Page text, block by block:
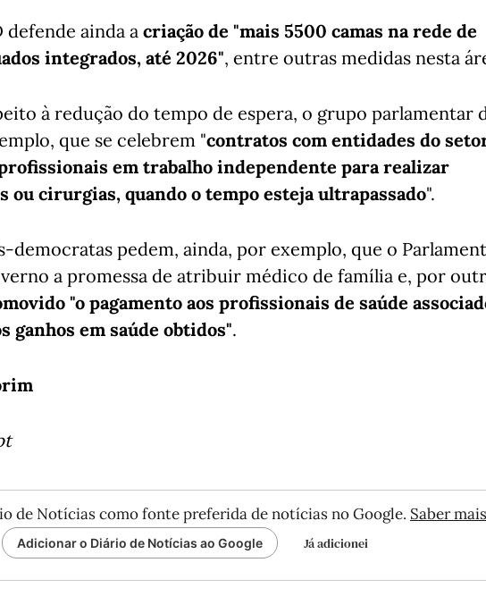
defende ainda a criação de "mais 5500 camas na rede de
integrados, até 2026", entre outras medidas nesta
à redução do tempo de espera, o grupo parlamentar
que se celebrem "contratos com entidades do
em trabalho independente para realizar
ou cirurgias, quando o tempo esteja ultrapassado".
democratas pedem, ainda, por exemplo, que o
a promessa de atribuir médico de família e, por
"o pagamento aos profissionais de saúde
ganhos em saúde obtidos".
de Notícias como fonte preferida de notícias no Google. Saber mais
Adicionar o Diário de Notícias ao Google Já adicionei